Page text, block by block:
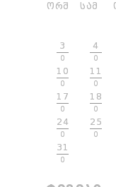
ᲝᲠᲨ
ᲡᲐᲛ
3
0
4
0
10
0
11
0
17
0
18
0
24
0
25
0
31
0